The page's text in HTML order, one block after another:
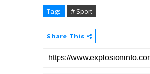
Tags # Sport
Share This